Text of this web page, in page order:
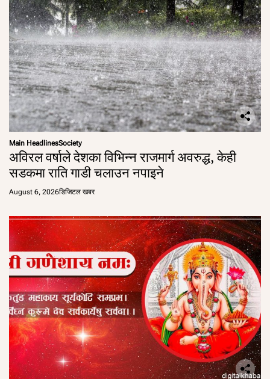
Main HeadlinesSociety
अविरल वर्षाले देशका विभिन्न राजमार्ग अवरुद्ध, केही
सडकमा राति गाडी चलाउन नपाइने
August 6, 2026डिजिटल खबर